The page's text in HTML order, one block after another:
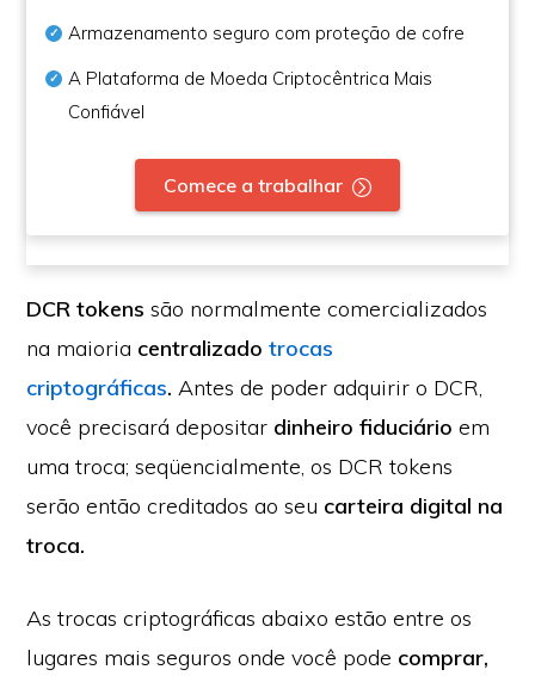
Armazenamento seguro com proteção de cofre
A Plataforma de Moeda Criptocêntrica Mais
Confiável
Comece a trabalhar
DCR tokenssão normalmente comercializados
na maioria centralizadotrocas
criptográficas.Antes de poder adquirir o DCR,
você precisará depositar dinheiro fiduciário em
uma troca; seqüencialmente, os DCR tokens
serão então creditados ao seu carteira digital na
troca.
As trocas criptográficas abaixo estão entre os
lugares mais seguros onde você pode comprar,